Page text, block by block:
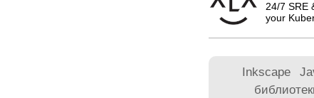
24/7 SRE
your
Inkscape